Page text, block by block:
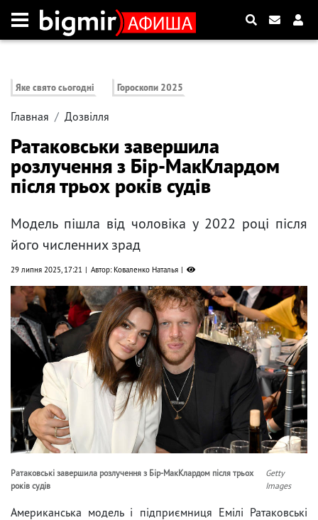
Яке свято сьогодні Гороскопи 2025
Главная Дозвілля
Ратаковськи завершила
розлучення з Бір-МакКлардом
після трьох років судів
Модель пішла від чоловіка у 2022 році після
його численних зрад
29 липня 2025, 17:21 Автор: Коваленко Наталья
Ратаковські завершила розлучення з Бір-МакКлардом після трьох
років судів
Getty
Images
Американська модель і підприємниця Емілі Ратаковські